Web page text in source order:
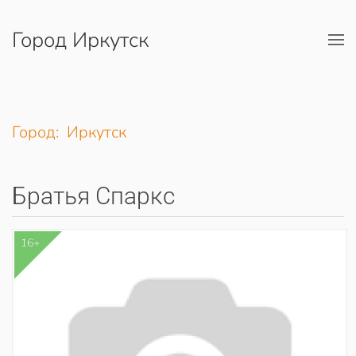
Перейти к содержимому
Город Иркутск
Город: Иркутск
Братья Спаркс
16+